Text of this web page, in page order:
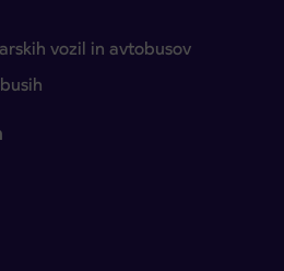
vozil in avtobusov